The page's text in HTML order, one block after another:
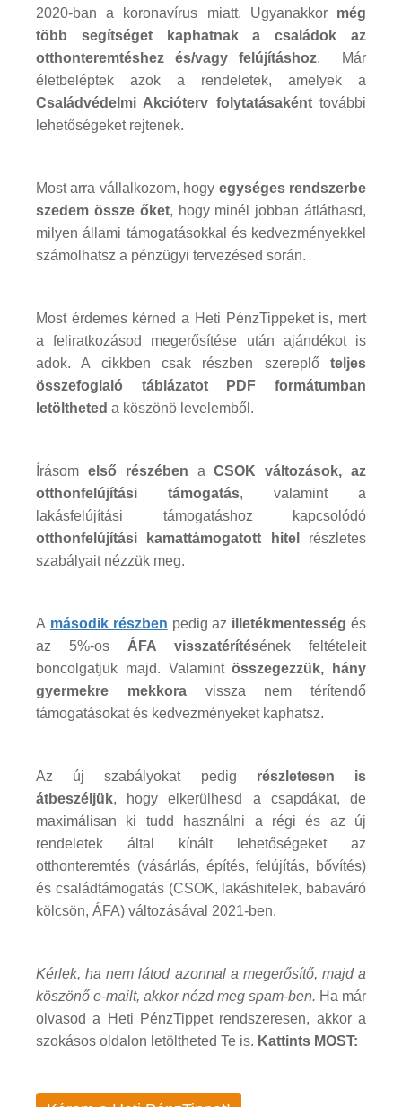
2020-ban a koronavírus miatt. Ugyanakkor még
több segítséget kaphatnak a családok az
otthonteremtéshez és/vagy felújításhoz. Már
életbeléptek azok a rendeletek, amelyek a
Családvédelmi Akcióterv folytatásakénttovábbi
lehetőségeket rejtenek.
Most arra vállalkozom, hogy egységes rendszerbe
szedem össze őket, hogy minél jobban átláthasd,
milyen állami támogatásokkal és kedvezményekkel
számolhatsz a pénzügyi tervezésed során.
Most érdemes kérned a Heti PénzTippeket is, mert
a feliratkozásod megerősítése után ajándékot is
adok. A cikkben csak részben szereplő teljes
összefoglaló táblázatot PDF formátumban
letöltheted a köszönö levelemből.
Írásom első részében aCSOK változások, az
otthonfelújítási támogatás, valamint a
lakásfelújítási támogatáshoz kapcsolódó
otthonfelújítási kamattámogatott hitel
részletes
szabályait nézzük meg.
A második részben pedig az illetékmentesség és
az 5%-os ÁFA visszatérítésének feltételeit
boncolgatjuk majd. Valamintösszegezzük, hány
gyermekre mekkoravissza nem térítendő
támogatásokat és kedvezményeket kaphatsz.
Az új szabályokat pedig részletesen is
átbeszéljük, hogy elkerülhesd a csapdákat, de
maximálisan ki tudd használni a régi és az új
rendeletek által kínált lehetőségeket az
otthonteremtés (vásárlás, építés, felújítás, bővítés)
és családtámogatás (CSOK, lakáshitelek, babaváró
kölcsön, ÁFA) változásával 2021-ben.
Kérlek, ha nem látod azonnal a megerősítő, majd a
köszönő e-mailt, akkor nézd meg spam-ben. Ha már
olvasod a Heti PénzTippet rendszeresen, akkor a
szokásos oldalon letöltheted Te is. Kattints MOST: